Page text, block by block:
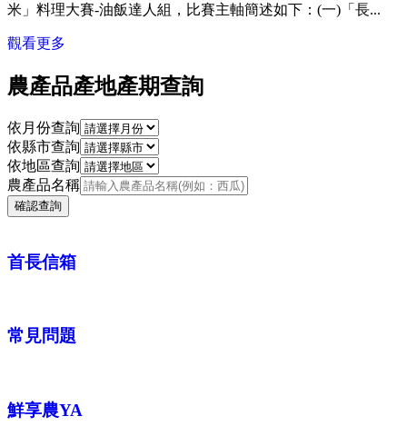
米」料理大賽-油飯達人組，比賽主軸簡述如下：(一)「長...
觀看更多
農產品產地產期查詢
依月份查詢
依縣市查詢
依地區查詢
農產品名稱
確認查詢
首長信箱
常見問題
鮮享農YA